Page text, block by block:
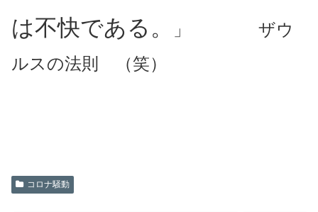
は不快である。
」 ザウ
ルスの法則 （笑）
コロナ騒動